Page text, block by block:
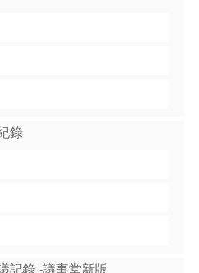
錄
記錄 -議事堂新版